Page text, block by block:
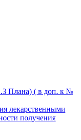
Плана) ( в доп. к №
лекарственными
получения